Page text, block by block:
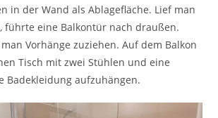
in der Wand als Ablagefläche. Lief man
führte eine Balkontür nach draußen.
Vorhänge zuziehen. Auf dem Balkon
Tisch mit zwei Stühlen und eine
Badekleidung aufzuhängen.